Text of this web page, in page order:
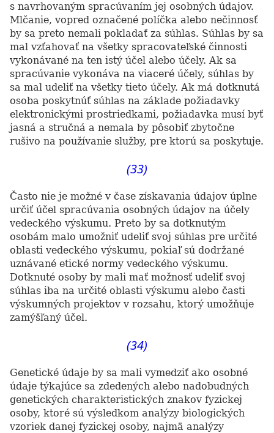
s navrhovaným spracúvaním jej osobných údajov.
Mlčanie, vopred označené políčka alebo nečinnosť
by sa preto nemali pokladať za súhlas. Súhlas by sa
mal vzťahovať na všetky spracovateľské činnosti
vykonávané na ten istý účel alebo účely. Ak sa
spracúvanie vykonáva na viaceré účely, súhlas by
sa mal udeliť na všetky tieto účely. Ak má dotknutá
osoba poskytnúť súhlas na základe požiadavky
elektronickými prostriedkami, požiadavka musí byť
jasná a stručná a nemala by pôsobiť zbytočne
rušivo na používanie služby, pre ktorú sa poskytuje.
(33)
Často nie je možné v čase získavania údajov úplne
určiť účel spracúvania osobných údajov na účely
vedeckého výskumu. Preto by sa dotknutým
osobám malo umožniť udeliť svoj súhlas pre určité
oblasti vedeckého výskumu, pokiaľ sú dodržané
uznávané etické normy vedeckého výskumu.
Dotknuté osoby by mali mať možnosť udeliť svoj
súhlas iba na určité oblasti výskumu alebo časti
výskumných projektov v rozsahu, ktorý umožňuje
zamýšľaný účel.
(34)
Genetické údaje by sa mali vymedziť ako osobné
údaje týkajúce sa zdedených alebo nadobudných
genetických charakteristických znakov fyzickej
osoby, ktoré sú výsledkom analýzy biologických
vzoriek danej fyzickej osoby, najmä analýzy